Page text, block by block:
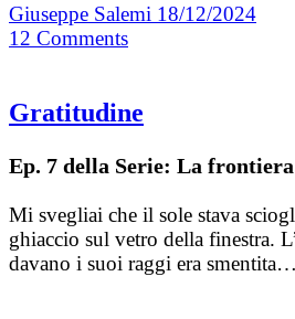
Giuseppe Salemi 18/12/2024
12 Comments
Gratitudine
Ep. 7 della Serie: La frontiera
Mi svegliai che il sole stava
ghiaccio sul vetro della finestra.
davano i suoi raggi era smentita…